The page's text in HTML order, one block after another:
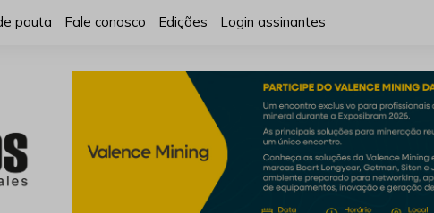
pauta Fale conosco Edições Login assinantes